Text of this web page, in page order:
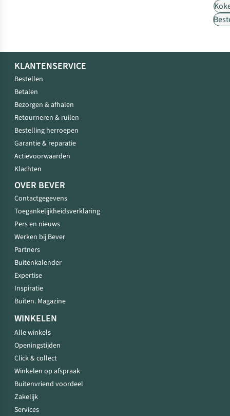
KLANTENSERVICE
Bestellen
Betalen
Bezorgen & afhalen
Retourneren & ruilen
Bestelling herroepen
Garantie & reparatie
Actievoorwaarden
Klachten
OVER BEVER
Contactgegevens
Toegankelijkheidsverklaring
Pers en nieuws
Werken bij Bever
Partners
Buitenkalender
Expertise
Inspiratie
Buiten. Magazine
WINKELEN
Alle winkels
Openingstijden
Click & collect
Winkelen op afspraak
Buitenvriend voordeel
Zakelijk
Services